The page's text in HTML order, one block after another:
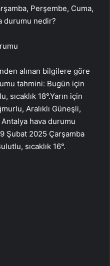
Perşembe, Cuma,
durumu nedir?
alınan bilgilere göre
tahmini: Bugün için
sıcaklık 18°.Yarın için
Aralıklı Güneşli,
Antalya hava durumu
Şubat 2025 Çarşamba
sıcaklık 16°.